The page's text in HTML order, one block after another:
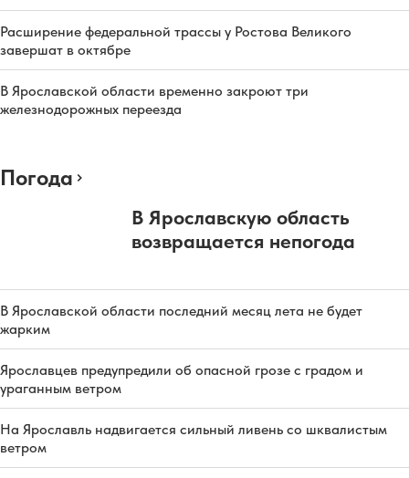
Расширение федеральной трассы у Ростова Великого
завершат в октябре
В Ярославской области временно закроют три
железнодорожных переезда
Погода
В Ярославскую область
возвращается непогода
В Ярославской области последний месяц лета не будет
жарким
Ярославцев предупредили об опасной грозе с градом и
ураганным ветром
На Ярославль надвигается сильный ливень со шквалистым
ветром